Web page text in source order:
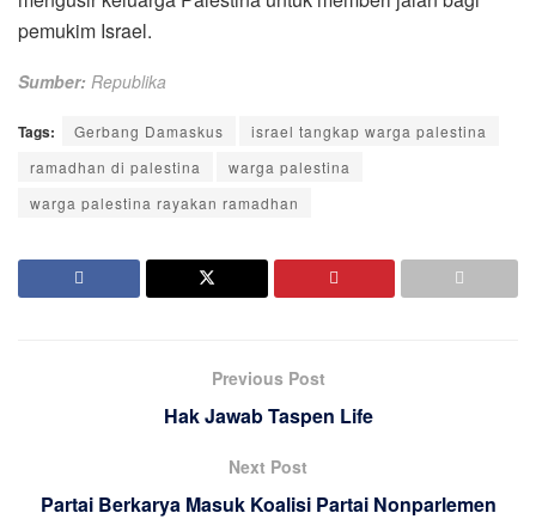
pemukim Israel.
Sumber: Republika
Tags: Gerbang Damaskus
israel tangkap warga palestina
ramadhan di palestina
warga palestina
warga palestina rayakan ramadhan
Previous Post
Hak Jawab Taspen Life
Next Post
Partai Berkarya Masuk Koalisi Partai Nonparlemen